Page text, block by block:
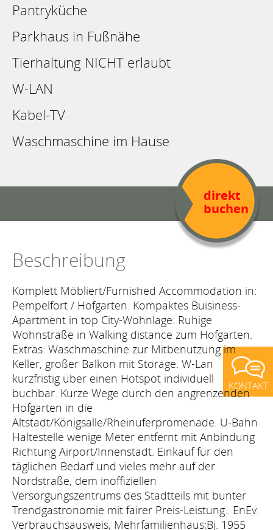
Pantryküche
Parkhaus in Fußnähe
Tierhaltung NICHT erlaubt
W-LAN
Kabel-TV
Waschmaschine im Hause
direkt
buchen
Beschreibung
Komplett Möbliert/Furnished Accommodation in:
Pempelfort / Hofgarten. Kompaktes Buisiness-
Apartment in top City-Wohnlage: Ruhige
Wohnstraße in Walking distance zum Hofgarten.
Extras: Waschmaschine zur Mitbenutzung im
Keller, großer Balkon mit Storage. W-Lan
kurzfristig über einen Hotspot individuell
buchbar. Kurze Wege durch den angrenzenden
Hofgarten in die
Altstadt/Königsalle/Rheinuferpromenade. U-Bahn
Haltestelle wenige Meter entfernt mit Anbindung
Richtung Airport/Innenstadt. Einkauf für den
täglichen Bedarf und vieles mehr auf der
Nordstraße, dem inoffiziellen
Versorgungszentrums des Stadtteils mit bunter
Trendgastronomie mit fairer Preis-Leistung.. EnEv:
Verbrauchsausweis, Mehrfamilienhaus;Bj. 1955
KONTAKT